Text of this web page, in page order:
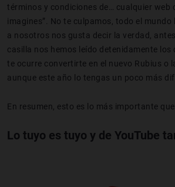
términos y condiciones de… cualquier web
imagines”. No te culpamos, todo el mundo
a nosotros nos gusta decir la verdad,
casilla nos hemos leído detenidamente los
te ocurre convertirte en el nuevo Rubius o
aunque este año lo tengas un poco más
En resumen, esto es lo más importante
Lo tuyo es tuyo y de YouTube